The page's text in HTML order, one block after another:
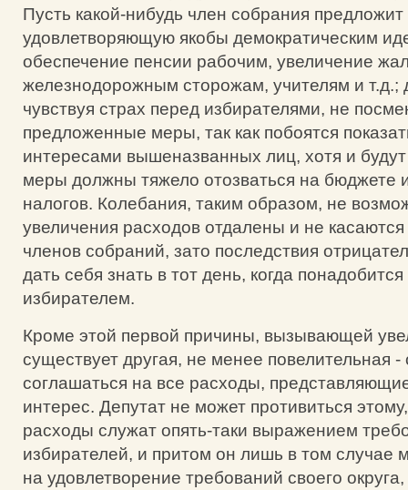
Пусть какой-нибудь член собрания
удовлетворяющую якобы демократическим
обеспечение пенсии рабочим, увеличение
железнодорожным сторожам, учителям и т.д.;
чувствуя страх перед избирателями, не
предложенные меры, так как побоятся
интересами вышеназванных лиц, хотя и будут
меры должны тяжело отозваться на бюджете
налогов. Колебания, таким образом, не
увеличения расходов отдалены и не
членов собраний, зато последствия
дать себя знать в тот день, когда
избирателем.
Кроме этой первой причины, вызывающей
существует другая, не менее повелительная -
соглашаться на все расходы,
интерес. Депутат не может противиться этому,
расходы служат опять-таки выражением
избирателей, и притом он лишь в том случае
на удовлетворение требований своего